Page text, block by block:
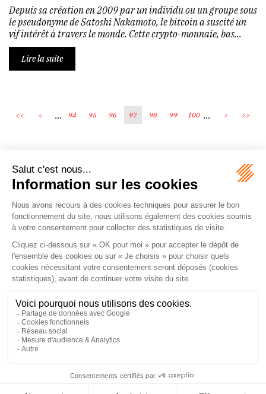
Depuis sa création en 2009 par un individu ou un groupe sous
le pseudonyme de Satoshi Nakamoto, le bitcoin a suscité un
vif intérêt à travers le monde. Cette crypto-monnaie, bas...
Lire la suite
<< < ... 94 95 96 97 98 99 100 ... > >>
Écosystème
Carrières
Honoraires
Contacts
Mentions légales
Plan du site
Espace client
le droit vivant